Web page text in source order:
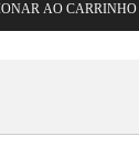
AO CARRINHO